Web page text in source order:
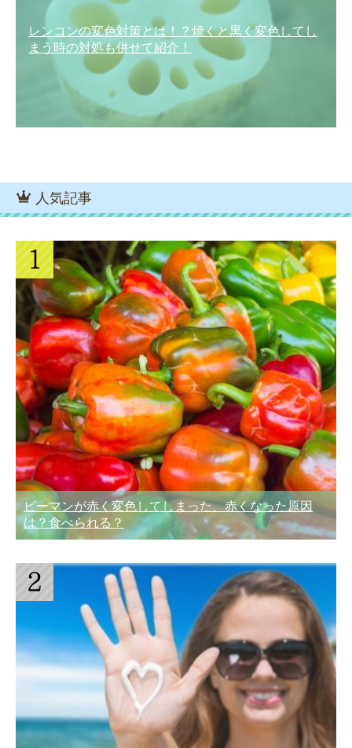
レンコンの変色対策とは！？焼くと黒く変色してし
まう時の対処も併せて紹介！
人気記事
ピーマンが赤く変色してしまった、赤くなった原因
は？食べられる？